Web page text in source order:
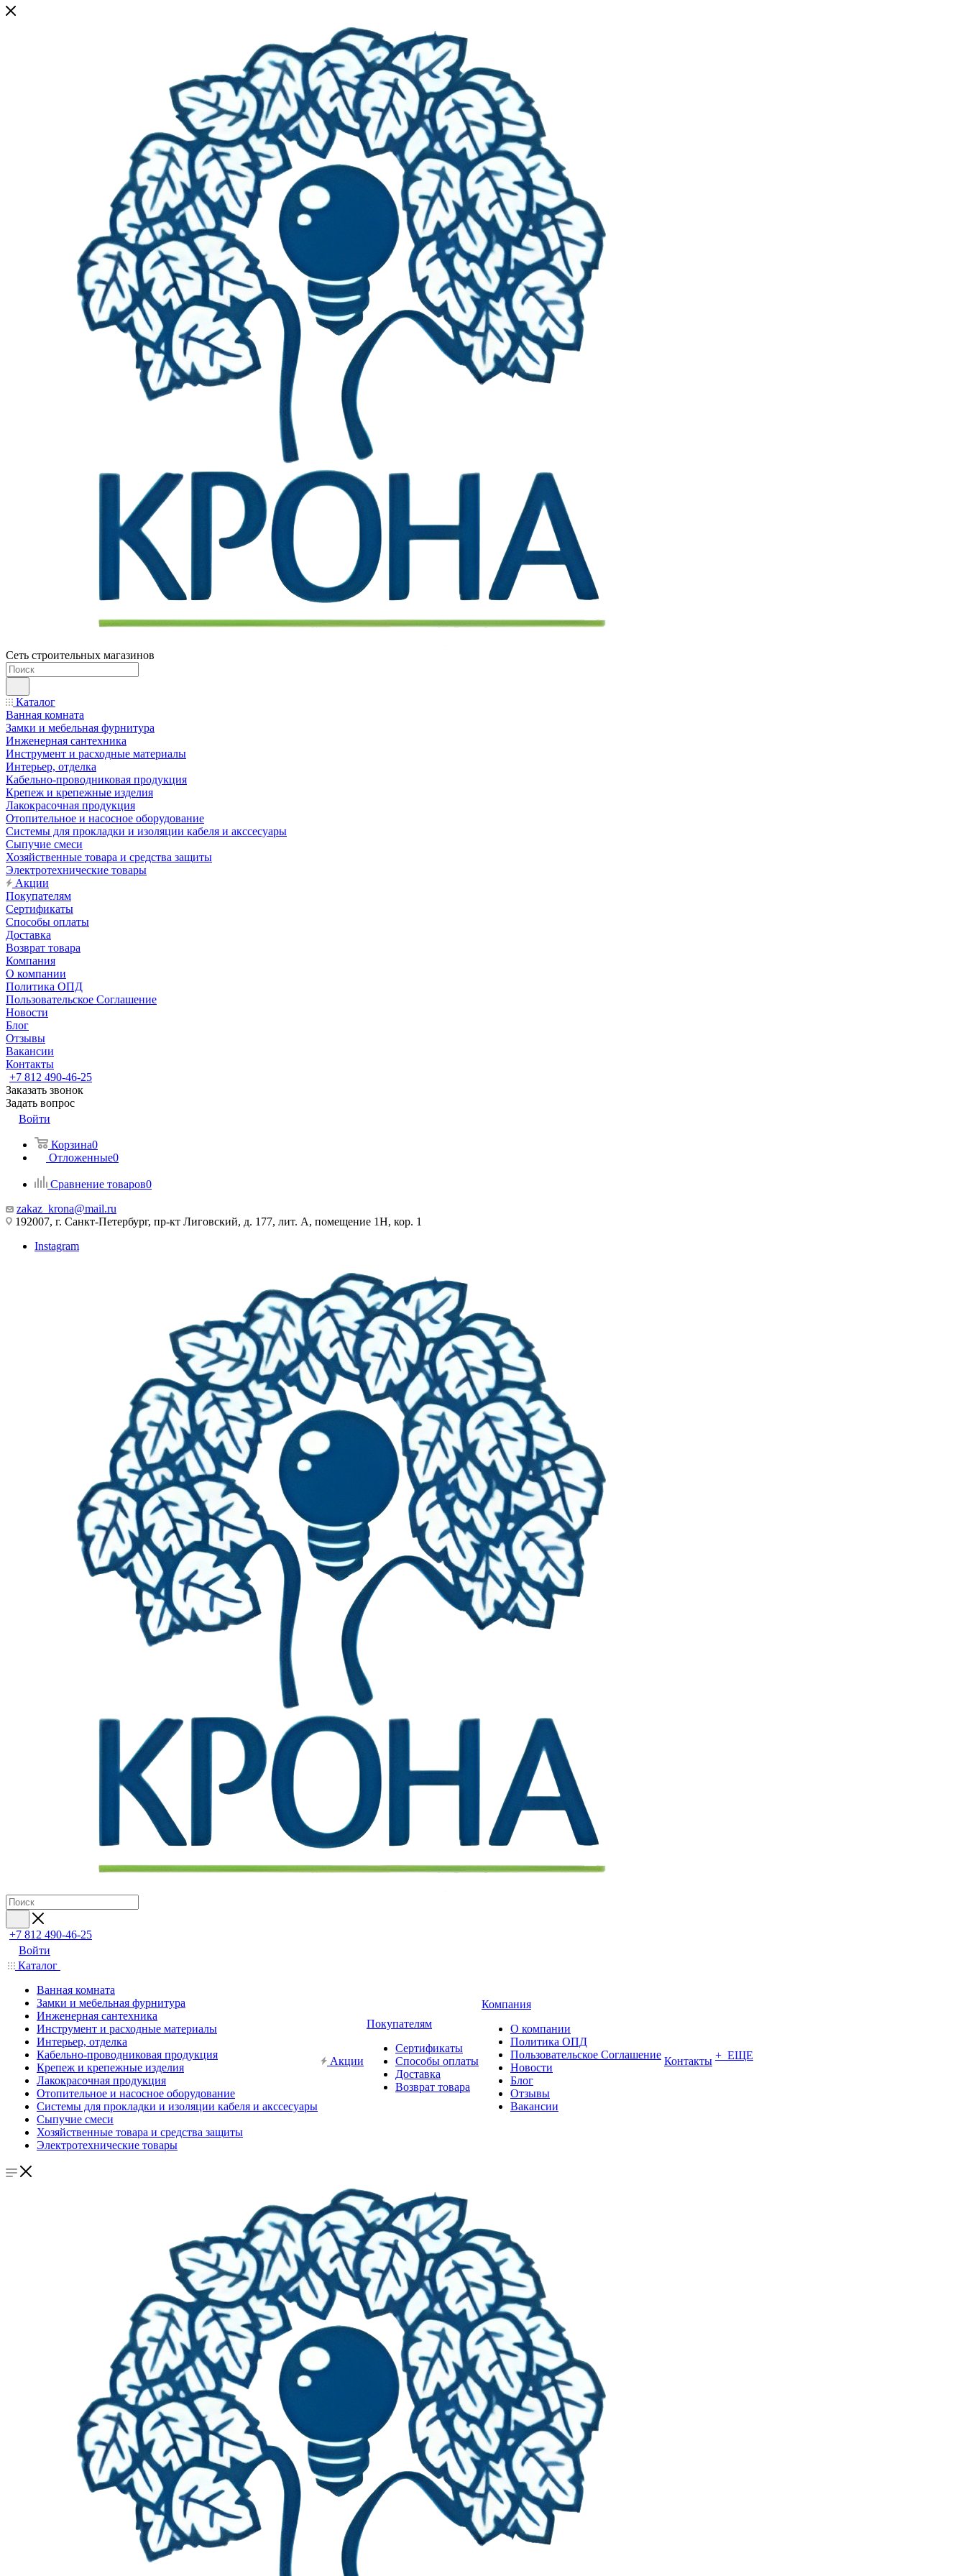
Сеть строительных магазинов
Каталог
Ванная комната
Замки и мебельная фурнитура
Инженерная сантехника
Инструмент и расходные материалы
Интерьер, отделка
Кабельно-проводниковая продукция
Крепеж и крепежные изделия
Лакокрасочная продукция
Отопительное и насосное оборудование
Системы для прокладки и изоляции кабеля и акссесуары
Сыпучие смеси
Хозяйственные товара и средства защиты
Электротехнические товары
Акции
Покупателям
Сертификаты
Способы оплаты
Доставка
Возврат товара
Компания
О компании
Политика ОПД
Пользовательское Соглашение
Новости
Блог
Отзывы
Вакансии
Контакты
+7 812 490-46-25
Заказать звонок
Задать вопрос
Войти
Корзина0
Отложенные0
Сравнение товаров0
zakaz_krona@mail.ru
192007, г. Санкт-Петербург, пр-кт Лиговский, д. 177, лит. А, помещение 1Н, кор. 1
Instagram
+7 812 490-46-25
Войти
Каталог
Ванная комната
Замки и мебельная фурнитура
Инженерная сантехника
Инструмент и расходные материалы
Интерьер, отделка
Кабельно-проводниковая продукция
Крепеж и крепежные изделия
Лакокрасочная продукция
Отопительное и насосное оборудование
Системы для прокладки и изоляции кабеля и акссесуары
Сыпучие смеси
Хозяйственные товара и средства защиты
Электротехнические товары
Акции
Покупателям
Сертификаты
Способы оплаты
Доставка
Возврат товара
Компания
О компании
Политика ОПД
Пользовательское Соглашение
Новости
Блог
Отзывы
Вакансии
Контакты + ЕЩЕ